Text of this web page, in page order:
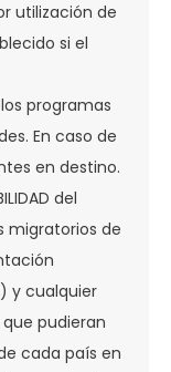
utilización de
si el
programas
En caso de
en destino.
del
migratorios de
y cualquier
pudieran
cada país en